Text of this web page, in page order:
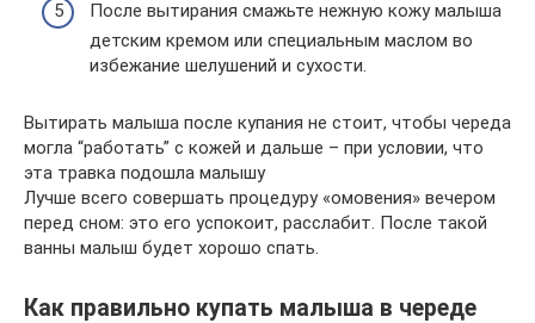
После вытирания смажьте нежную кожу малыша
детским кремом или специальным маслом во
избежание шелушений и сухости.
Вытирать малыша после купания не стоит, чтобы череда
могла “работать” с кожей и дальше – при условии, что
эта травка подошла малышу
Лучше всего совершать процедуру «омовения» вечером
перед сном: это его успокоит, расслабит. После такой
ванны малыш будет хорошо спать.
Как правильно купать малыша в череде